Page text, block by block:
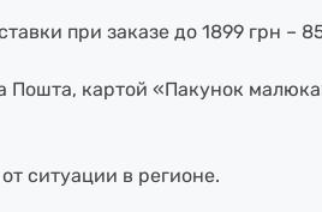
при заказе до 1899 грн –
Пошта, картой «Пакунок
ситуации в регионе.